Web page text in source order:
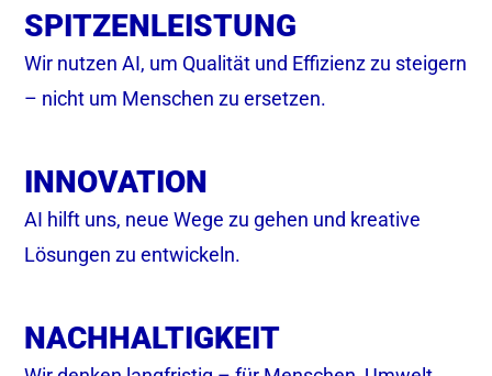
SPITZENLEISTUNG
Wir nutzen AI, um Qualität und Effizienz zu steigern
– nicht um Menschen zu ersetzen.
INNOVATION
AI hilft uns, neue Wege zu gehen und kreative
Lösungen zu entwickeln.
NACHHALTIGKEIT